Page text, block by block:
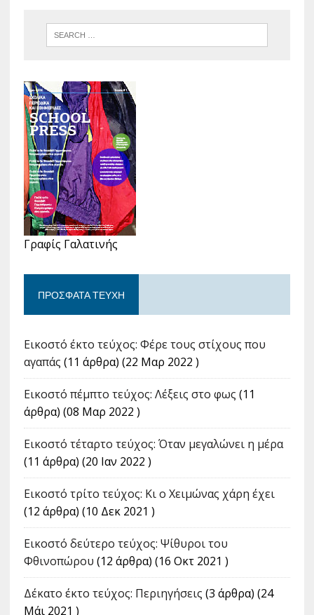
Γραφίς Γαλατινής
ΠΡΌΣΦΑΤΑ ΤΕΎΧΗ
Εικοστό έκτο τεύχος: Φέρε τους στίχους που
αγαπάς (11 άρθρα) (22 Μαρ 2022 )
Εικοστό πέμπτο τεύχος: Λέξεις στο φως (11
άρθρα) (08 Μαρ 2022 )
Εικοστό τέταρτο τεύχος: Όταν μεγαλώνει η μέρα
(11 άρθρα) (20 Ιαν 2022 )
Εικοστό τρίτο τεύχος: Κι ο Χειμώνας χάρη έχει
(12 άρθρα) (10 Δεκ 2021 )
Εικοστό δεύτερο τεύχος: Ψίθυροι του
Φθινοπώρου (12 άρθρα) (16 Οκτ 2021 )
Δέκατο έκτο τεύχος: Περιηγήσεις (3 άρθρα) (24
Μάι 2021 )